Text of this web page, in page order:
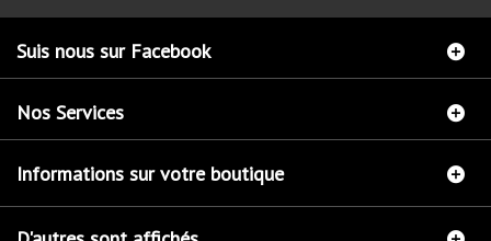
Suis nous sur Facebook
Nos Services
Informations sur votre boutique